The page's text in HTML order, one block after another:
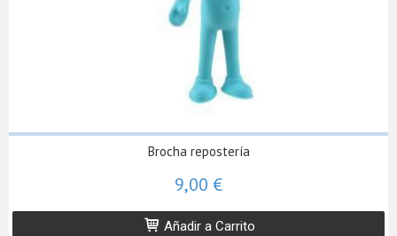
Brocha repostería
9,00 €
Añadir a Carrito